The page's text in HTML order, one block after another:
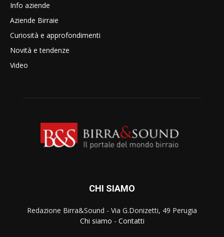
Info aziende
Aziende Birraie
Curiosità e approfondimenti
Novità e tendenze
Video
CHI SIAMO
Redazione Birra&Sound - Via G.Donizetti, 49 Perugia
Chi siamo - Contatti